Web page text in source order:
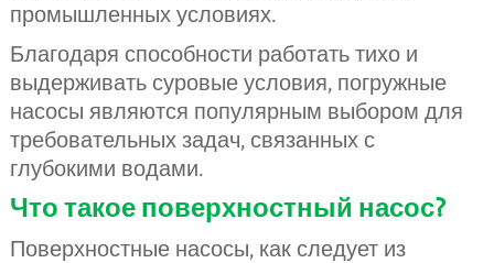
промышленных условиях.
Благодаря способности работать тихо и
выдерживать суровые условия, погружные
насосы являются популярным выбором для
требовательных задач, связанных с
глубокими водами.
Что такое поверхностный насос?
Поверхностные насосы, как следует из